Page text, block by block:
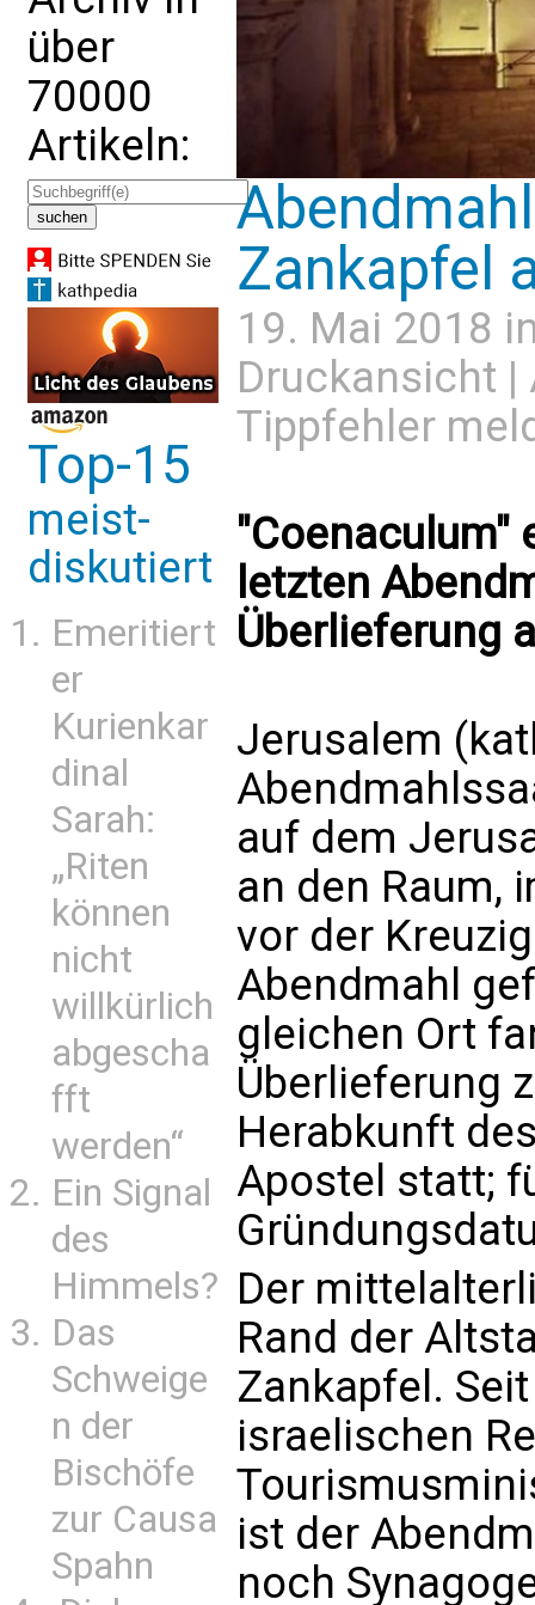
über
70000
Artikeln:
Top-15
meist-
diskutiert
Emeritiert
er
Kurienkar
dinal
Sarah:
„Riten
können
nicht
willkürlich
abgescha
fft
werden“
Ein Signal
des
Himmels?
Das
Schweige
n der
Bischöfe
zur Causa
Spahn
Zankapfel
19. Mai 2018
Druckansicht |
Tippfehler
"Coenaculum"
letzten
Überlieferung
Jerusalem
auf dem
an den Raum,
vor der
Abendmahl
gleichen Ort
Überlieferung
Herabkunft
Apostel statt;
Der
Rand der
Zankapfel.
israelischen
ist der
noch